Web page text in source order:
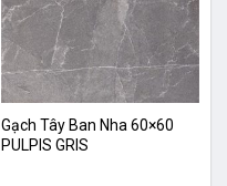
Gạch Tây Ban Nha 60×60
PULPIS GRIS